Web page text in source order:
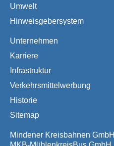
Umwelt
Hinweisgebersystem
Unternehmen
Karriere
Infrastruktur
Verkehrsmittelwerbung
Historie
Sitemap
Mindener Kreisbahnen GmbH